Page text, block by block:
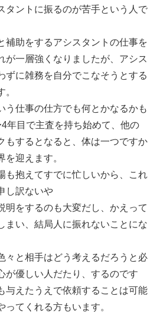
タントに振るのが苦手という人で
補助をするアシスタントの仕事を
が一層強くなりましたが、アシス
ずに雑務を自分でこなそうとする
う仕事の仕方でも何とかなるかも
年目で主査を持ち始めて、他の
もするとなると、体は一つですか
を迎えます。
も抱えてすでに忙しいから、これ
し訳ないや
明をするのも大変だし、かえって
まい、結局人に振れないことにな
々と相手はどう考えるだろうと必
が優しい人だたり、するのです
与えたうえで依頼することは可能
てくれる方もいます。